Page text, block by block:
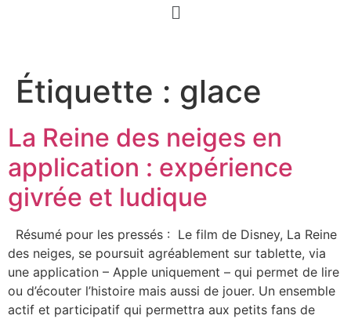
Étiquette : glace
La Reine des neiges en
application : expérience
givrée et ludique
Résumé pour les pressés : Le film de Disney, La Reine
des neiges, se poursuit agréablement sur tablette, via
une application – Apple uniquement – qui permet de lire
ou d’écouter l’histoire mais aussi de jouer. Un ensemble
actif et participatif qui permettra aux petits fans de